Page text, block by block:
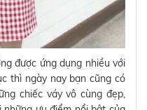
được ứng dụng nhiều với
thì ngày nay bạn cũng có
chiếc váy vô cùng đẹp,